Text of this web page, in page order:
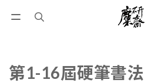
第1-16屆硬筆書